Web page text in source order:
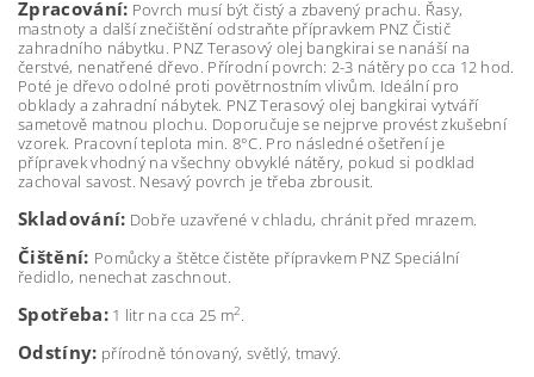
Zpracování: Povrch musí být čistý a zbavený prachu. Řasy,
mastnoty a další znečištění odstraňte přípravkem PNZ Čistič
zahradního nábytku. PNZ Terasový olej bangkirai se nanáší na
čerstvé, nenatřené dřevo. Přírodní povrch: 2-3 nátěry po cca 12 hod.
Poté je dřevo odolné proti povětrnostním vlivům. Ideální pro
obklady a zahradní nábytek. PNZ Terasový olej bangkirai vytváří
sametově matnou plochu. Doporučuje se nejprve provést zkušební
vzorek. Pracovní teplota min. 8°C. Pro následné ošetření je
přípravek vhodný na všechny obvyklé nátěry, pokud si podklad
zachoval savost. Nesavý povrch je třeba zbrousit.
Skladování: Dobře uzavřené v chladu, chránit před mrazem.
Čištění: Pomůcky a štětce čistěte přípravkem PNZ Speciální
ředidlo, nenechat zaschnout.
Spotřeba:1 litr na cca 25 m2.
Odstíny: přírodně tónovaný, světlý, tmavý.